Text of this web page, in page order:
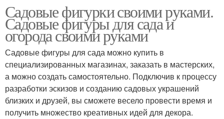
Садовые фигурки своими руками.
Садовые фигуры для сада и
огорода своими руками
Садовые фигуры для сада можно купить в
специализированных магазинах, заказать в мастерских,
а можно создать самостоятельно. Подключив к процессу
разработки эскизов и созданию садовых украшений
близких и друзей, вы сможете весело провести время и
получить множество креативных идей для декора.